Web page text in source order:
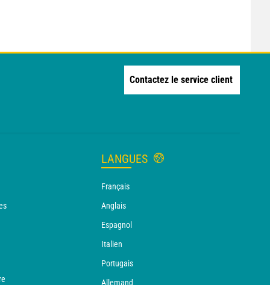
Contactez le service client
LANGUES
Français
Anglais
Espagnol
Italien
Portugais
Allemand